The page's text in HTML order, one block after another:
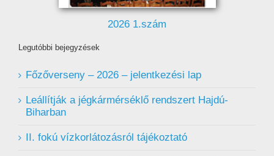
2026 1.szám
Legutóbbi bejegyzések
Főzőverseny – 2026 – jelentkezési lap
Leállítják a jégkármérséklő rendszert Hajdú-
Biharban
II. fokú vízkorlátozásról tájékoztató